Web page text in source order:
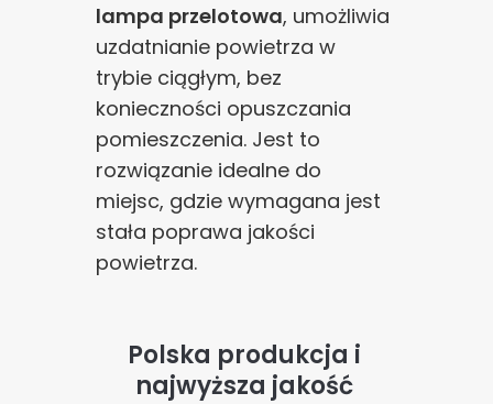
lampa przelotowa, umożliwia
uzdatnianie powietrza w
trybie ciągłym, bez
konieczności opuszczania
pomieszczenia. Jest to
rozwiązanie idealne do
miejsc, gdzie wymagana jest
stała poprawa jakości
powietrza.
Polska produkcja i
najwyższa jakość